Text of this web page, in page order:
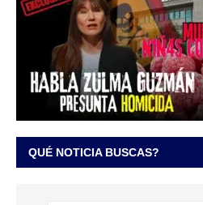
QUÉ NOTICIA BUSCAS?